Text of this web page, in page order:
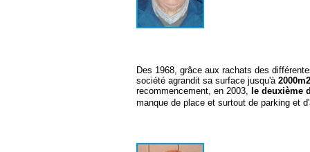
Des 1968, grâce aux rachats des
société agrandit sa surface jusqu'à 2000m2
recommencement, en 2003, le deuxième
manque de place et surtout de parking et